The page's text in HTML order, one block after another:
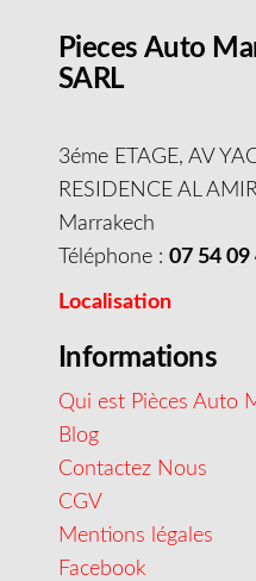
Pieces Auto
SARL
3éme ETAGE, AV
RESIDENCE AL
Marrakech
Téléphone : 07 54 09
Localisation
Informations
Qui est Pièces Auto
Blog
Contactez Nous
CGV
Mentions légales
Facebook